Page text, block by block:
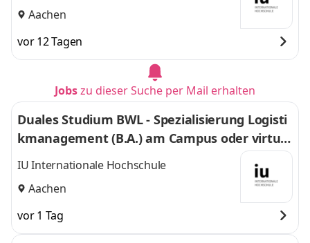
Aachen
vor 12 Tagen
Jobszu dieser Suche per Mail erhalten
Duales Studium BWL - Spezialisierung Logisti
kmanagement (B.A.) am Campus oder virtuel
l
IU Internationale Hochschule
Aachen
vor 1 Tag